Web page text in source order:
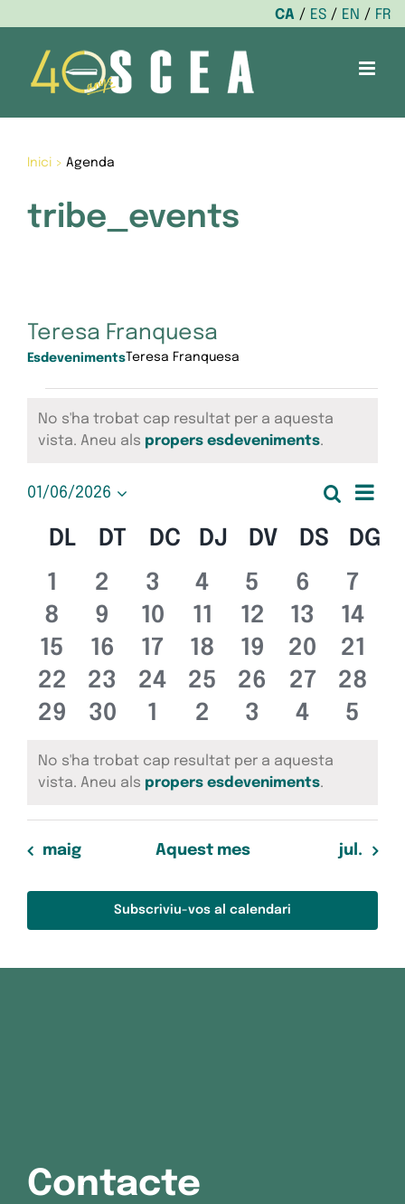
CA ES EN
FR
content
Inici> Agenda
tribe_events
Teresa Franquesa
Esdeveniments Teresa Franquesa
Esdeveniments
Avís
No s'ha trobat cap resultat per a aquesta
vista. Aneu als propers esdeveniments.
Cerca
de
Mes
01/06/2026
una
data.
Calendari
de
Esdeveniments
DLDILLUNS
DT DIMARTS
DC DIMECRES
DJ DIJOUS
DV DIVENDRES
DS DG
0
esdeveniments
1
0
esdeveniments
2
0
esdeveniments
3
0
esdeveniments
4
0
5
0
6
0
7
0
esdeveniments
8
0
esdeveniments
9
0
esdeveniments
10
0
esdeveniments
11
0
12
0
13
0
14
0
esdeveniments
15
0
esdeveniments
16
0
esdeveniments
17
0
esdeveniments
18
0
19
0
20
0
21
0
esdeveniments
22
0
esdeveniments
23
0
esdeveniments
24
0
esdeveniments
25
0
26
0
27
0
28
0
29
0
30
0
1
0
2
0
3
0
4
0
5
Avís
No s'ha trobat cap resultat per a aquesta
vista. Aneu als propers esdeveniments.
maig Aquest mes jul.
Subscriviu-vos al calendari
Contacte